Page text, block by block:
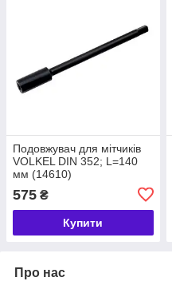
Подовжувач для мітчиків
VOLKEL DIN 352; L=140
мм (14610)
575 ₴
Купити
Про нас